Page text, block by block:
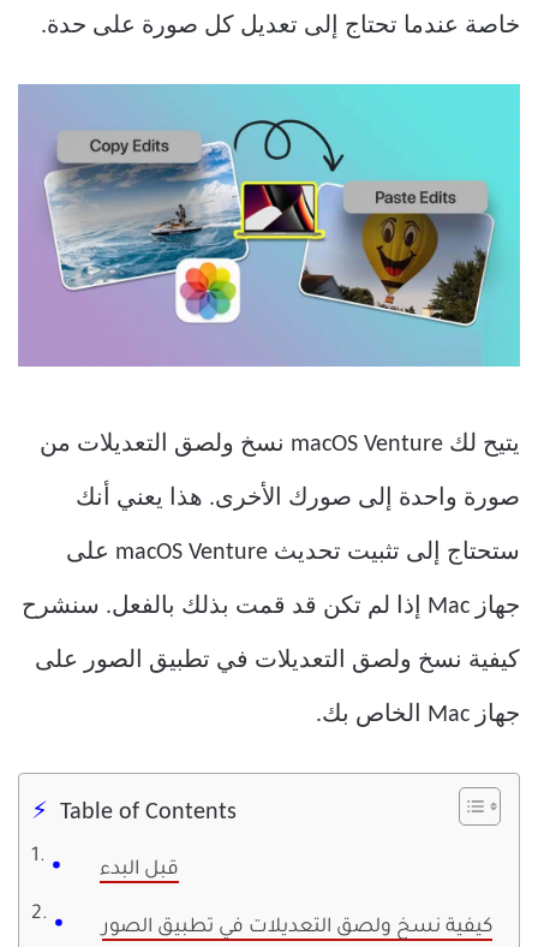
خاصة عندما تحتاج إلى تعديل كل صورة على حدة.
يتيح لك macOS Venture نسخ ولصق التعديلات من
صورة واحدة إلى صورك الأخرى. هذا يعني أنك
ستحتاج إلى تثبيت تحديث macOS Venture على
جهاز Mac إذا لم تكن قد قمت بذلك بالفعل. سنشرح
كيفية نسخ ولصق التعديلات في تطبيق الصور على
جهاز Mac الخاص بك.
Table of Contents
قبل البدء
كيفية نسخ ولصق التعديلات في تطبيق الصور